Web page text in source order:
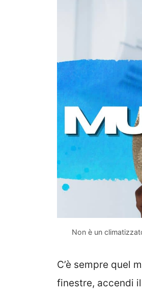
Non è un
C’è sempre quel
finestre, accendi